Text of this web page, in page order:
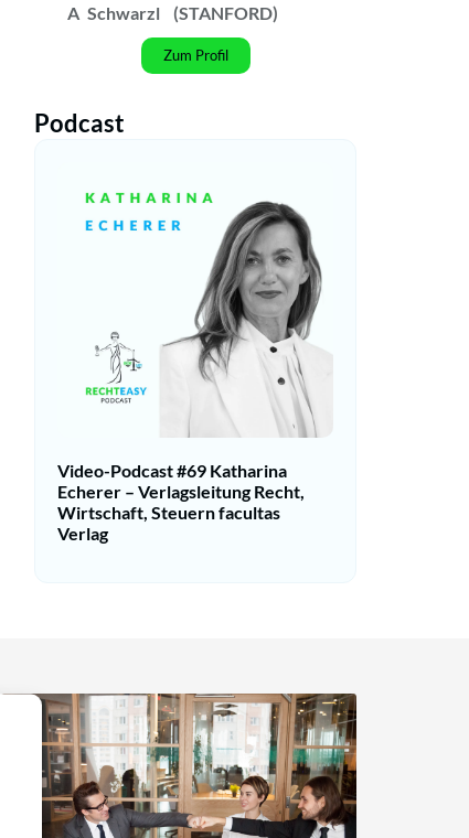
A Schwarzl
(STANFORD)
Zum Profil
Podcast
Video-Podcast #69 Katharina
Echerer – Verlagsleitung Recht,
Wirtschaft, Steuern facultas
Verlag